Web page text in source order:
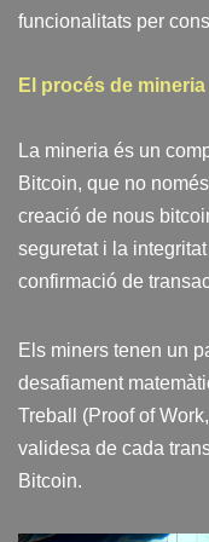
funcionalitats per
El procés de mineria
La mineria és un
Bitcoin, que no
creació de nous
seguretat i la
confirmació de
Els miners tenen un
desafiament
Treball (Proof of
validesa de cada
Bitcoin.